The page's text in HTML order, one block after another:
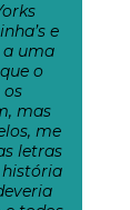
e
a uma
o
os
mas
me
letras
história